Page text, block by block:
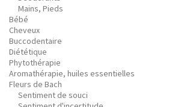
Mains, Pieds
Bébé
Cheveux
Buccodentaire
Diététique
Phytothérapie
Aromathérapie, huiles essentielles
Fleurs de Bach
Sentiment de souci